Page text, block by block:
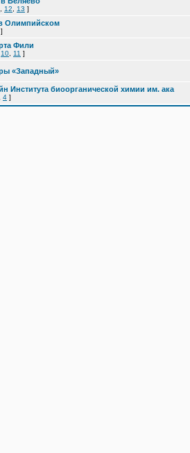
12 13 ]
Олимпийском
]
Фили
10 11 ]
«Западный»
Института биоорганической химии им. ака
4 ]